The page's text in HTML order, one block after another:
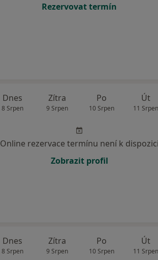
Rezervovat termín
Dnes
8 Srpen
Zítra
9 Srpen
Po
10 Srpen
Út
11 Srpen
Online rezervace termínu není k dispozici
Zobrazit profil
Dnes
8 Srpen
Zítra
9 Srpen
Po
10 Srpen
Út
11 Srpen